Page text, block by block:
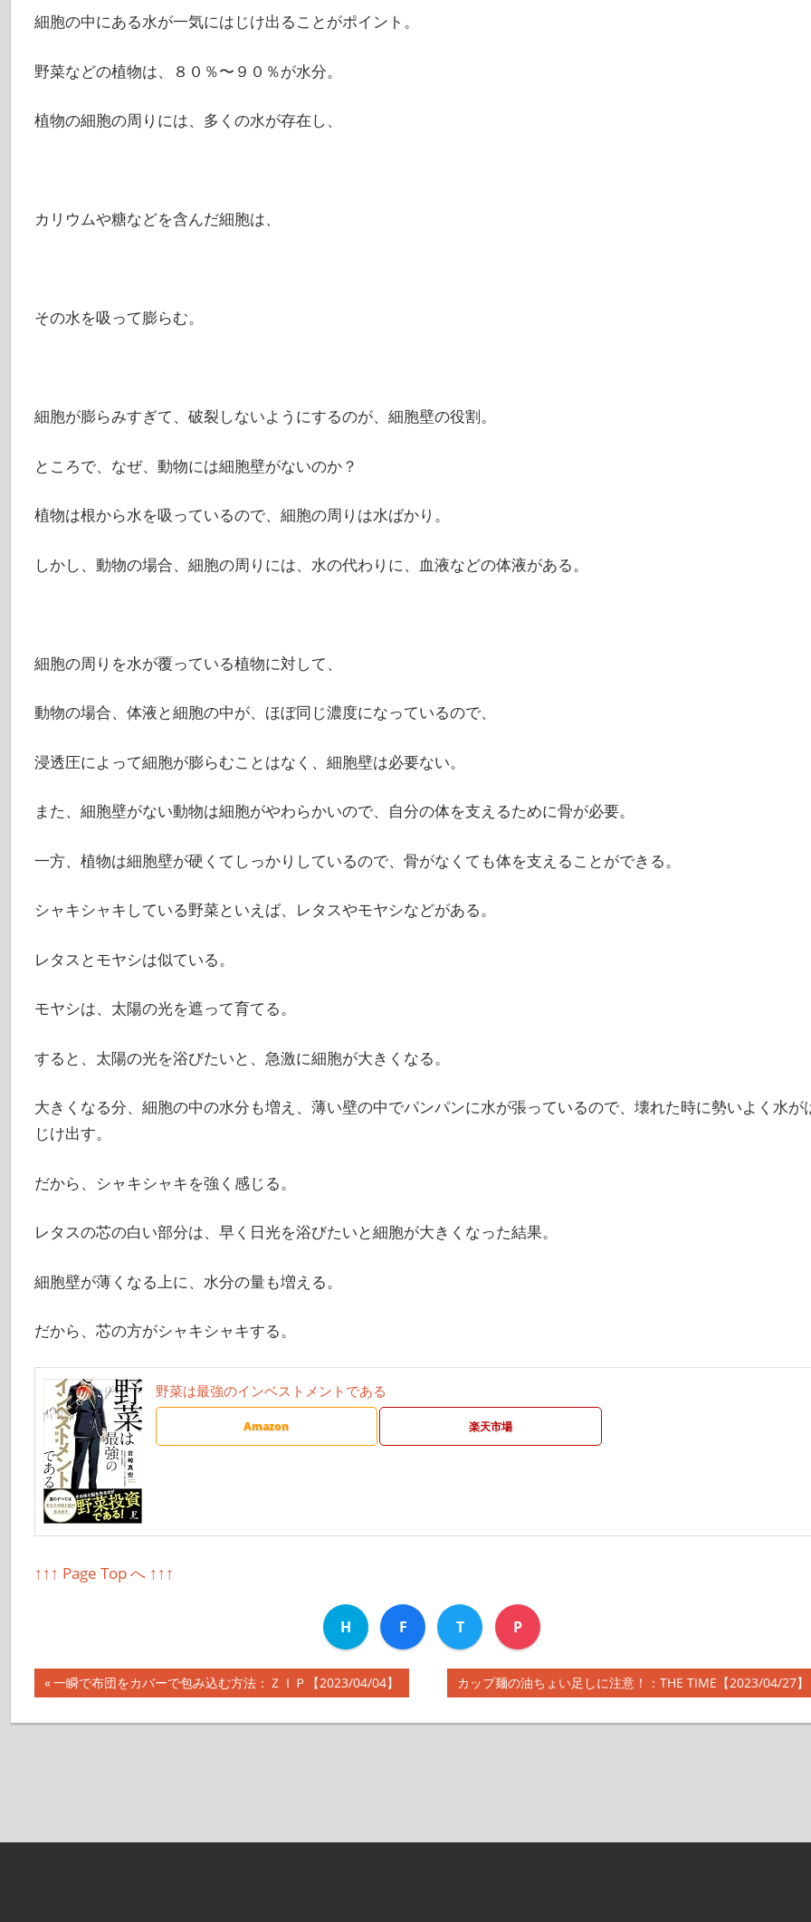
細胞の中にある水が一気にはじけ出ることがポイント。
野菜などの植物は、８０％〜９０％が水分。
植物の細胞の周りには、多くの水が存在し、
カリウムや糖などを含んだ細胞は、
その水を吸って膨らむ。
細胞が膨らみすぎて、破裂しないようにするのが、細胞壁の役割。
ところで、なぜ、動物には細胞壁がないのか？
植物は根から水を吸っているので、細胞の周りは水ばかり。
しかし、動物の場合、細胞の周りには、水の代わりに、血液などの体液がある。
細胞の周りを水が覆っている植物に対して、
動物の場合、体液と細胞の中が、ほぼ同じ濃度になっているので、
浸透圧によって細胞が膨らむことはなく、細胞壁は必要ない。
また、細胞壁がない動物は細胞がやわらかいので、自分の体を支えるために骨が必要。
一方、植物は細胞壁が硬くてしっかりしているので、骨がなくても体を支えることができる。
シャキシャキしている野菜といえば、レタスやモヤシなどがある。
レタスとモヤシは似ている。
モヤシは、太陽の光を遮って育てる。
すると、太陽の光を浴びたいと、急激に細胞が大きくなる。
大きくなる分、細胞の中の水分も増え、薄い壁の中でパンパンに水が張っているので、壊れた時に勢いよく水が
じけ出す。
だから、シャキシャキを強く感じる。
レタスの芯の白い部分は、早く日光を浴びたいと細胞が大きくなった結果。
細胞壁が薄くなる上に、水分の量も増える。
だから、芯の方がシャキシャキする。
野菜は最強のインベストメントである
Amazon 楽天市場
↑↑↑ Page Top へ ↑↑↑
H F T P
投
ゲ
前
記
一瞬で布団をカバーで包み込む方法：ＺＩＰ【2023/04/04】
次
記
カップ麺の油ちょい足しに注意！：THE TIME【2023/04/27】